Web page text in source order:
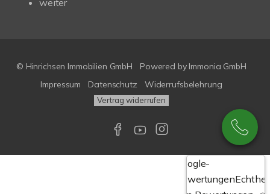
weiter
© Hinrichsen Immobilien GmbH Powered by Immonia GmbH
Impressum
Datenschutz Widerrufsbelehrung
Vertrag widerrufen
Google-
Bewertungen